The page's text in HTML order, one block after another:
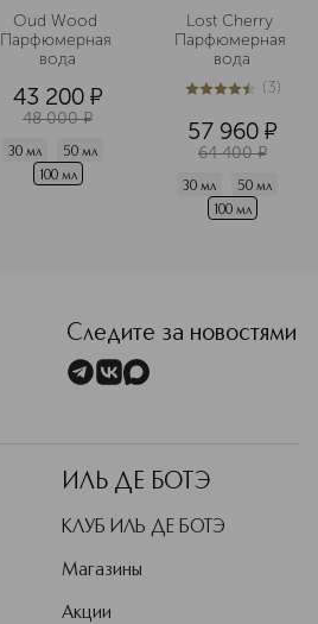
Oud Wood
Парфюмерная
вода
43 200 ¤
48 000 ¤
30 мл
50 мл
100 мл
Lost Cherry
Парфюмерная
вода
4.4из53 (3)
57 960 ¤
64 400 ¤
30 мл
50 мл
100 мл
Следите за новостями
ИЛЬ ДЕ БОТЭ
КЛУБ ИЛЬ ДЕ БОТЭ
Магазины
Акции